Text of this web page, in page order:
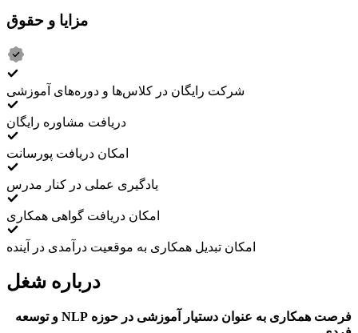
مزایا و حقوق
شرکت رایگان در کلاس‌ها و دوره‌های آموزشی
دریافت مشاوره رایگان
امکان دریافت پورسانت
یادگیری عملی در کنار مدرس
امکان دریافت گواهی همکاری
امکان تبدیل همکاری به موقعیت درآمدی در آینده
درباره شغل
فرصت همکاری به عنوان دستیار آموزشی در حوزه NLP و توسعه